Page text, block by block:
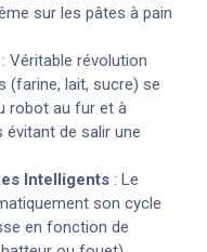
sur les pâtes à pain
: Véritable révolution
(farine, lait, sucre) se
robot au fur et à
de salir une
Intelligents : Le
son cycle
en fonction de